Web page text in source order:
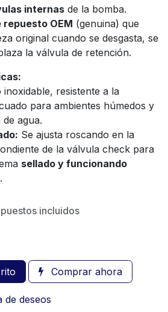
internas de la bomba.
repuesto OEM (genuina) que
original cuando se desgasta, se
la válvula de retención.
inoxidable, resistente a la
para ambientes húmedos y
agua.
Se ajusta roscando en la
de la válvula check para
sellado y funcionando
.
incluidos
Comprar ahora
de deseos